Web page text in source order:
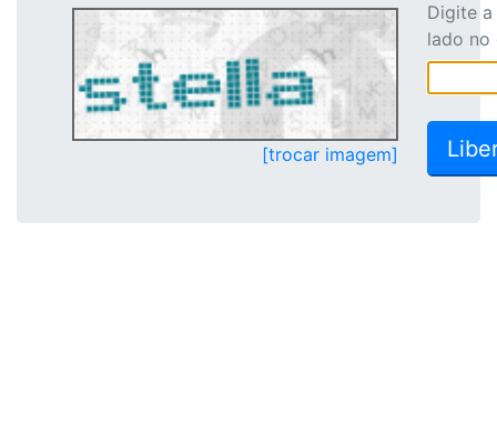
[trocar imagem]
Digite
lado no